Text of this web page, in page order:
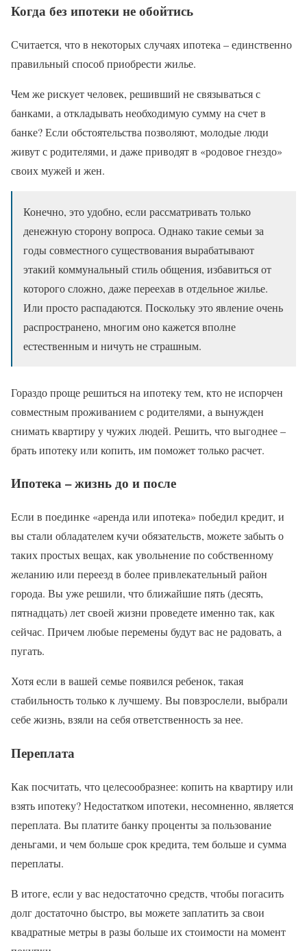
Когда без ипотеки не обойтись
Считается, что в некоторых случаях ипотека – единственно
правильный способ приобрести жилье.
Чем же рискует человек, решивший не связываться с
банками, а откладывать необходимую сумму на счет в
банке? Если обстоятельства позволяют, молодые люди
живут с родителями, и даже приводят в «родовое гнездо»
своих мужей и жен.
Конечно, это удобно, если рассматривать только
денежную сторону вопроса. Однако такие семьи за
годы совместного существования вырабатывают
этакий коммунальный стиль общения, избавиться от
которого сложно, даже переехав в отдельное жилье.
Или просто распадаются. Поскольку это явление очень
распространено, многим оно кажется вполне
естественным и ничуть не страшным.
Гораздо проще решиться на ипотеку тем, кто не испорчен
совместным проживанием с родителями, а вынужден
снимать квартиру у чужих людей. Решить, что выгоднее –
брать ипотеку или копить, им поможет только расчет.
Ипотека – жизнь до и после
Если в поединке «аренда или ипотека» победил кредит, и
вы стали обладателем кучи обязательств, можете забыть о
таких простых вещах, как увольнение по собственному
желанию или переезд в более привлекательный район
города. Вы уже решили, что ближайшие пять (десять,
пятнадцать) лет своей жизни проведете именно так, как
сейчас. Причем любые перемены будут вас не радовать, а
пугать.
Хотя если в вашей семье появился ребенок, такая
стабильность только к лучшему. Вы повзрослели, выбрали
себе жизнь, взяли на себя ответственность за нее.
Переплата
Как посчитать, что целесообразнее: копить на квартиру или
взять ипотеку? Недостатком ипотеки, несомненно, является
переплата. Вы платите банку проценты за пользование
деньгами, и чем больше срок кредита, тем больше и сумма
переплаты.
В итоге, если у вас недостаточно средств, чтобы погасить
долг достаточно быстро, вы можете заплатить за свои
квадратные метры в разы больше их стоимости на момент